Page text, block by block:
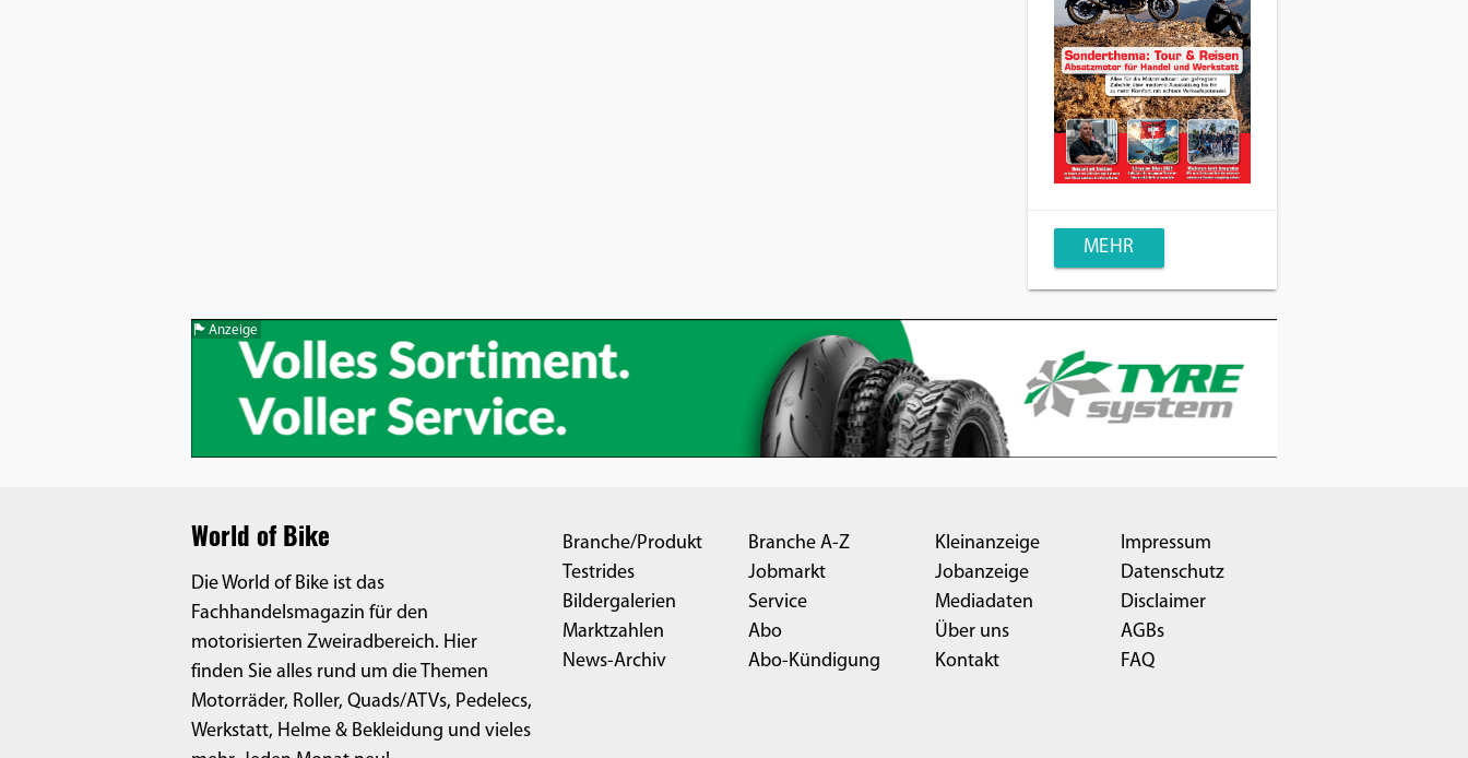
MEHR
Anzeige
World of Bike
Die World of Bike ist das
Fachhandelsmagazin für den
motorisierten Zweiradbereich. Hier
finden Sie alles rund um die Themen
Motorräder, Roller, Quads/ATVs, Pedelecs,
Werkstatt, Helme & Bekleidung und vieles
Branche/Produkt
Testrides
Bildergalerien
Marktzahlen
News-Archiv
Branche A-Z
Jobmarkt
Service
Abo
Abo-Kündigung
Kleinanzeige
Jobanzeige
Mediadaten
Über uns
Kontakt
Impressum
Datenschutz
Disclaimer
AGBs
FAQ